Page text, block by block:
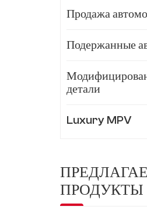
Продажа
Подержанные
детали
Luxury MPV
ПРОДУКТЫ